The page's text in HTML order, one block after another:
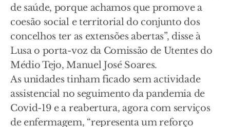
de saúde, porque achamos que promove a
coesão social e territorial do conjunto dos
concelhos ter as extensões abertas”, disse à
Lusa o porta-voz da Comissão de Utentes do
Médio Tejo, Manuel José Soares.
As unidades tinham ficado sem actividade
assistencial no seguimento da pandemia de
Covid-19 e a reabertura, agora com serviços
de enfermagem, “representa um reforço